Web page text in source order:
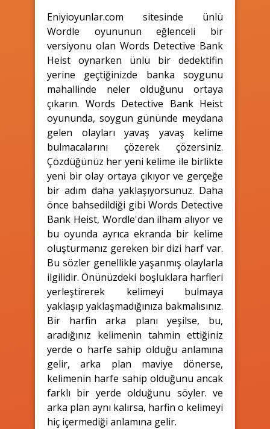
Eniyioyunlar.com sitesinde ünlü
Wordle oyununun eğlenceli bir
versiyonu olan Words Detective Bank
Heist oynarken ünlü bir dedektifin
yerine geçtiğinizde banka soygunu
mahallinde neler olduğunu ortaya
çıkarın. Words Detective Bank Heist
oyununda, soygun gününde meydana
gelen olayları yavaş yavaş kelime
bulmacalarını çözerek çözersiniz.
Çözdüğünüz her yeni kelime ile birlikte
yeni bir olay ortaya çıkıyor ve gerçeğe
bir adım daha yaklaşıyorsunuz. Daha
önce bahsedildiği gibi Words Detective
Bank Heist, Wordle'dan ilham alıyor ve
bu oyunda ayrıca ekranda bir kelime
oluşturmanız gereken bir dizi harf var.
Bu sözler genellikle yaşanmış olaylarla
ilgilidir. Önünüzdeki boşluklara harfleri
yerleştirerek kelimeyi bulmaya
yaklaşıp yaklaşmadığınıza bakmalısınız.
Bir harfin arka planı yeşilse, bu,
aradığınız kelimenin tahmin ettiğiniz
yerde o harfe sahip olduğu anlamına
gelir, arka plan maviye dönerse,
kelimenin harfe sahip olduğunu ancak
farklı bir yerde olduğunu söyler. ve
arka plan aynı kalırsa, harfin o kelimeyi
hiç içermediği anlamına gelir.